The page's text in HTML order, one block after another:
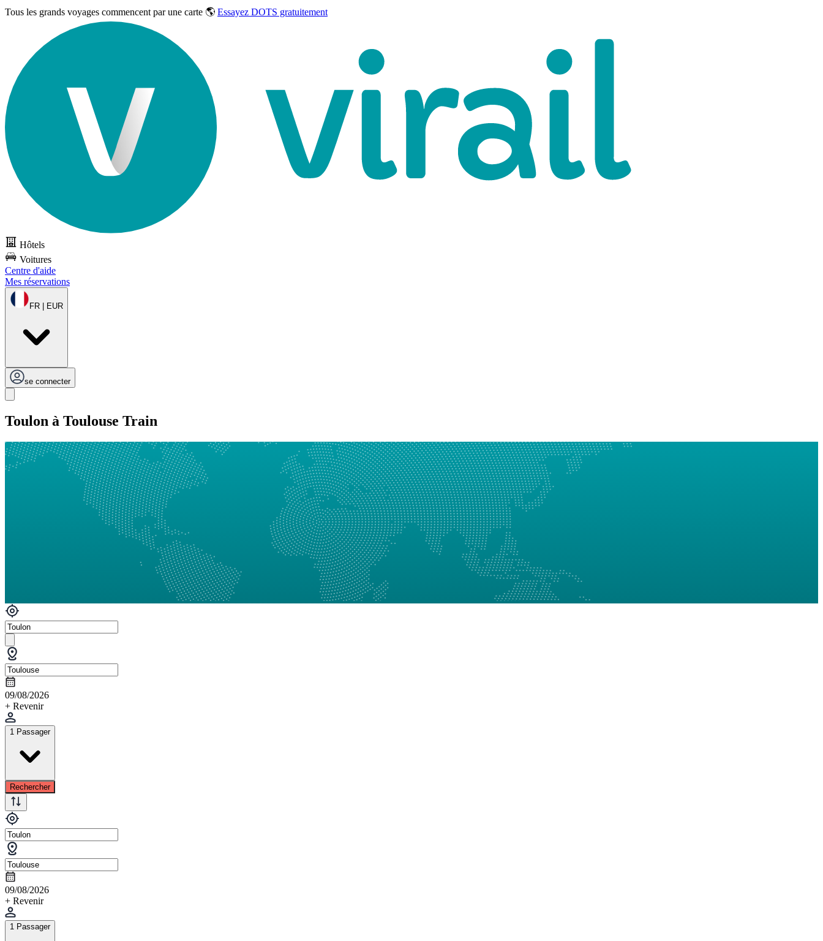
Tous les grands voyages commencent par une carte 🌎 Essayez DOTS gratuitement
Hôtels
Voitures
Centre d'aide
Mes réservations
FR | EUR
se connecter
Toulon à Toulouse Train
09/08/2026
+ Revenir
1 Passager
Rechercher
09/08/2026
+ Revenir
1 Passager